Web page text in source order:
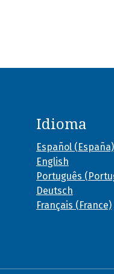
Idioma
Español (España)
English
Português
Deutsch
Français (France)